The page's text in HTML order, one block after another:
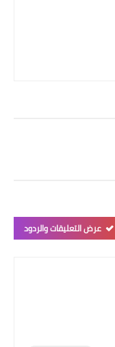
عرض التعليقات والردود